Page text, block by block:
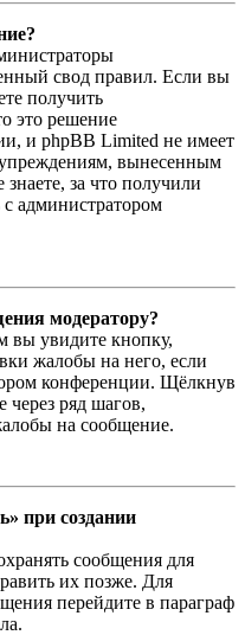
свод правил. Если вы
получить
это решение
и phpBB Limited не имеет
вынесенным
за что получили
администратором
модератору?
вы увидите кнопку,
жалобы на него, если
конференции. Щёлкнув
через ряд шагов,
на сообщение.
при создании
сообщения для
их позже. Для
перейдите в параграф